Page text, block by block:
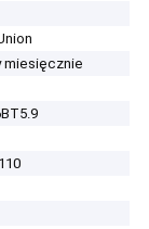
miesięcznie